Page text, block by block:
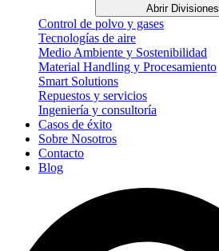
Abrir Divisiones
Control de polvo y gases
Tecnologías de aire
Medio Ambiente y Sostenibilidad
Material Handling y Procesamiento
Smart Solutions
Repuestos y servicios
Ingeniería y consultoría
Casos de éxito
Sobre Nosotros
Contacto
Blog